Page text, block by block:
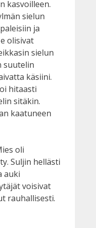
kasvoilleen.
sielun
ja
olisivat
sielun
suutelin
käsiini.
hitaasti
sitäkin.
kaatuneen
oli
Suljin hellästi
auki
voisivat
rauhallisesti.